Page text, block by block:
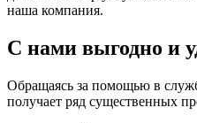
наша компания.
С нами выгодно и
Обращаясь за помощью в
получает ряд существенных